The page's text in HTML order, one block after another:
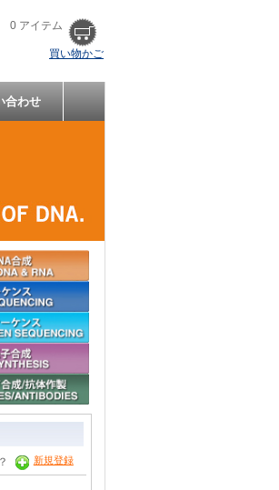
0 アイテム
買い物かご
合わせ
新規登録